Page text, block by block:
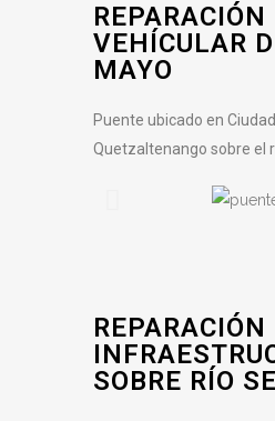
VEHÍCULAR
MAYO
Puente ubicado en
Quetzaltenango sobre el
REPARACIÓN
SOBRE RÍO